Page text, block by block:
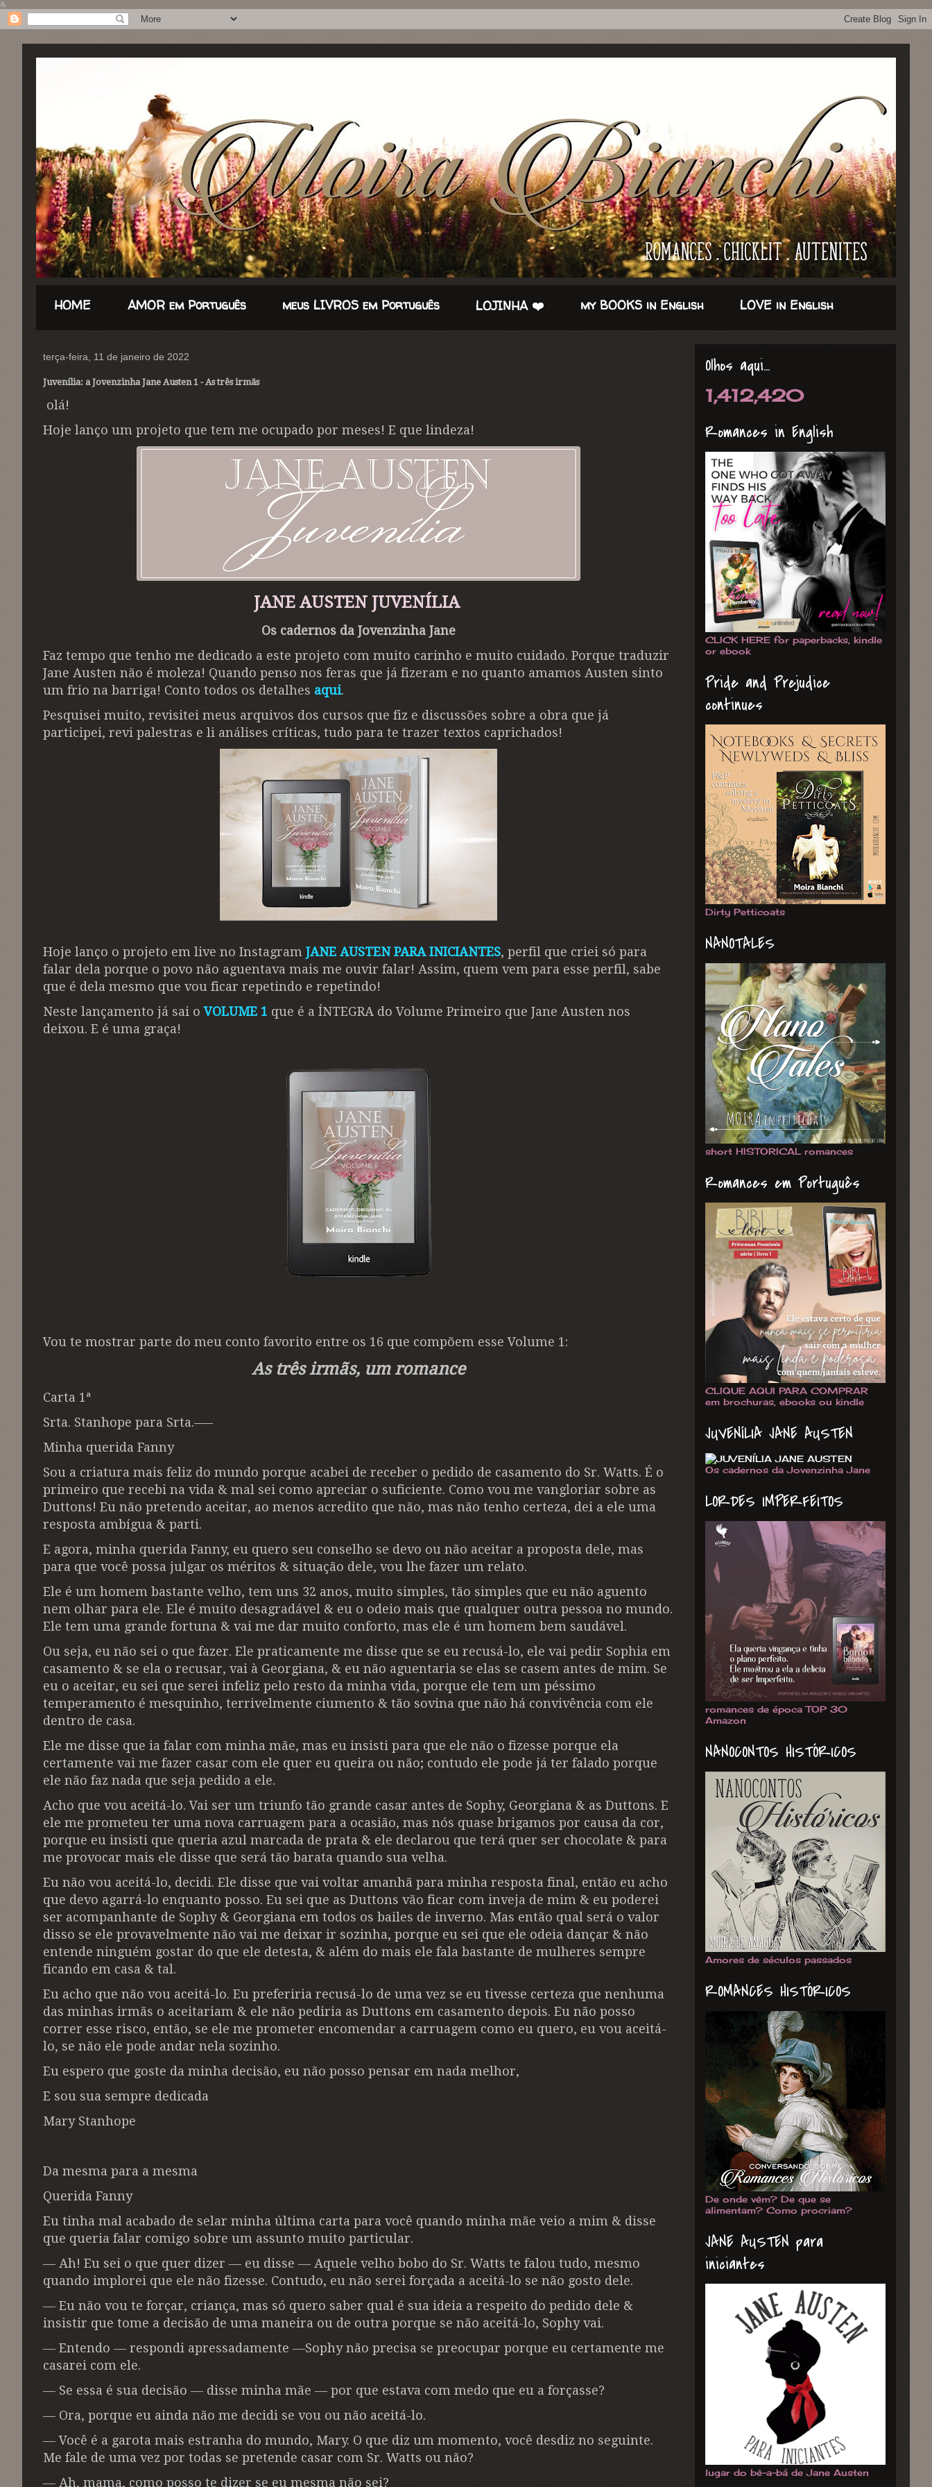
&
HOME AMOR em Português meus LIVROS em Português LOJINHA ❤️ my BOOKS in English LOVE in English
terça-feira, 11 de janeiro de 2022
Juvenília: a Jovenzinha Jane Austen 1 - As três irmãs
olá!
Hoje lanço um projeto que tem me ocupado por meses! E que lindeza!
JANE AUSTEN JUVENÍLIA
Os cadernos da Jovenzinha Jane
Faz tempo que tenho me dedicado a este projeto com muito carinho e muito cuidado. Porque traduzir
Jane Austen não é moleza! Quando penso nos feras que já fizeram e no quanto amamos Austen sinto
um frio na barriga! Conto todos os detalhes aqui.
Pesquisei muito, revisitei meus arquivos dos cursos que fiz e discussões sobre a obra que já
participei, revi palestras e li análises críticas, tudo para te trazer textos caprichados!
Hoje lanço o projeto em live no Instagram JANE AUSTEN PARA INICIANTES, perfil que criei só para
falar dela porque o povo não aguentava mais me ouvir falar! Assim, quem vem para esse perfil, sabe
que é dela mesmo que vou ficar repetindo e repetindo!
Neste lançamento já sai oVOLUME 1 que é a ÍNTEGRA do Volume Primeiro que Jane Austen nos
deixou. E é uma graça!
Vou te mostrar parte do meu conto favorito entre os 16 que compõem esse Volume 1:
As três irmãs, um romance
Carta 1ª
Srta. Stanhope para Srta.–––
Minha querida Fanny
Sou a criatura mais feliz do mundo porque acabei de receber o pedido de casamento do Sr. Watts. É o
primeiro que recebi na vida & mal sei como apreciar o suficiente. Como vou me vangloriar sobre as
Duttons! Eu não pretendo aceitar, ao menos acredito que não, mas não tenho certeza, dei a ele uma
resposta ambígua & parti.
E agora, minha querida Fanny, eu quero seu conselho se devo ou não aceitar a proposta dele, mas
para que você possa julgar os méritos & situação dele, vou lhe fazer um relato.
Ele é um homem bastante velho, tem uns 32 anos, muito simples, tão simples que eu não aguento
nem olhar para ele. Ele é muito desagradável & eu o odeio mais que qualquer outra pessoa no mundo.
Ele tem uma grande fortuna & vai me dar muito conforto, mas ele é um homem bem saudável.
Ou seja, eu não sei o que fazer. Ele praticamente me disse que se eu recusá-lo, ele vai pedir Sophia em
casamento & se ela o recusar, vai à Georgiana, & eu não aguentaria se elas se casem antes de mim. Se
eu o aceitar, eu sei que serei infeliz pelo resto da minha vida, porque ele tem um péssimo
temperamento é mesquinho, terrivelmente ciumento & tão sovina que não há convivência com ele
dentro de casa.
Ele me disse que ia falar com minha mãe, mas eu insisti para que ele não o fizesse porque ela
certamente vai me fazer casar com ele quer eu queira ou não; contudo ele pode já ter falado porque
ele não faz nada que seja pedido a ele.
Acho que vou aceitá-lo. Vai ser um triunfo tão grande casar antes de Sophy, Georgiana & as Duttons. E
ele me prometeu ter uma nova carruagem para a ocasião, mas nós quase brigamos por causa da cor,
porque eu insisti que queria azul marcada de prata & ele declarou que terá quer ser chocolate & para
me provocar mais ele disse que será tão barata quando sua velha.
Eu não vou aceitá-lo, decidi. Ele disse que vai voltar amanhã para minha resposta final, então eu acho
que devo agarrá-lo enquanto posso. Eu sei que as Duttons vão ficar com inveja de mim & eu poderei
ser acompanhante de Sophy & Georgiana em todos os bailes de inverno. Mas então qual será o valor
disso se ele provavelmente não vai me deixar ir sozinha, porque eu sei que ele odeia dançar & não
entende ninguém gostar do que ele detesta, & além do mais ele fala bastante de mulheres sempre
ficando em casa & tal.
Eu acho que não vou aceitá-lo. Eu preferiria recusá-lo de uma vez se eu tivesse certeza que nenhuma
das minhas irmãs o aceitariam & ele não pediria as Duttons em casamento depois. Eu não posso
correr esse risco, então, se ele me prometer encomendar a carruagem como eu quero, eu vou aceitá-
lo, se não ele pode andar nela sozinho.
Eu espero que goste da minha decisão, eu não posso pensar em nada melhor,
E sou sua sempre dedicada
Mary Stanhope
Da mesma para a mesma
Querida Fanny
Eu tinha mal acabado de selar minha última carta para você quando minha mãe veio a mim & disse
que queria falar comigo sobre um assunto muito particular.
― Ah! Eu sei o que quer dizer ― eu disse ― Aquele velho bobo do Sr. Watts te falou tudo, mesmo
quando implorei que ele não fizesse. Contudo, eu não serei forçada a aceitá-lo se não gosto dele.
― Eu não vou te forçar, criança, mas só quero saber qual é sua ideia a respeito do pedido dele &
insistir que tome a decisão de uma maneira ou de outra porque se não aceitá-lo, Sophy vai.
― Entendo ― respondi apressadamente ―Sophy não precisa se preocupar porque eu certamente me
casarei com ele.
― Se essa é sua decisão ― disse minha mãe ― por que estava com medo que eu a forçasse?
― Ora, porque eu ainda não me decidi se vou ou não aceitá-lo.
― Você é a garota mais estranha do mundo, Mary. O que diz um momento, você desdiz no seguinte.
Me fale de uma vez por todas se pretende casar com Sr. Watts ou não?
― Ah, mama, como posso te dizer se eu mesma não sei?
Olhos aqui...
1,412,420
Romances in English
CLICK HERE for paperbacks, kindle
or ebook
Pride and Prejudice
continues
Dirty Petticoats
NANOTALES
short HISTORICAL romances
Romances em Português
CLIQUE AQUI PARA COMPRAR
em brochuras, ebooks ou kindle
JUVENÍLIA JANE AUSTEN
Os cadernos da Jovenzinha Jane
LORDES IMPERFEITOS
romances de época TOP 30
Amazon
NANOCONTOS HISTÓRICOS
Amores de séculos passados
ROMANCES HISTÓRICOS
De onde vêm? De que se
alimentam? Como procriam?
JANE AUSTEN para
iniciantes
lugar do bê-a-bá de Jane Austen